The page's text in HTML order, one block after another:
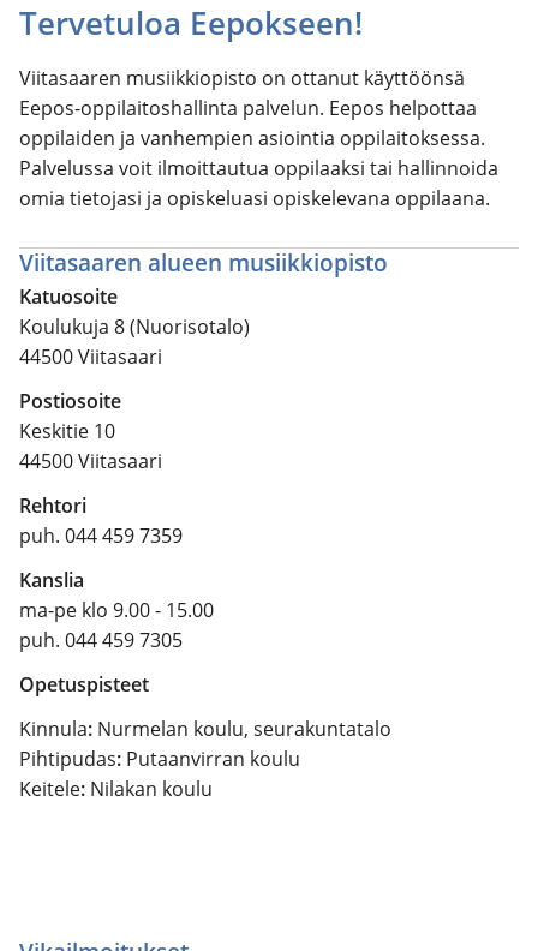
Tervetuloa Eepokseen!
Viitasaaren musiikkiopisto on ottanut käyttöönsä
Eepos-oppilaitoshallinta palvelun. Eepos helpottaa
oppilaiden ja vanhempien asiointia oppilaitoksessa.
Palvelussa voit ilmoittautua oppilaaksi tai hallinnoida
omia tietojasi ja opiskeluasi opiskelevana oppilaana.
Viitasaaren alueen musiikkiopisto
Katuosoite
Koulukuja 8 (Nuorisotalo)
44500 Viitasaari
Postiosoite
Keskitie 10
44500 Viitasaari
Rehtori
puh. 044 459 7359
Kanslia
ma-pe klo 9.00 - 15.00
puh. 044 459 7305
Opetuspisteet
Kinnula:Nurmelan koulu, seurakuntatalo
Pihtipudas:Putaanvirran koulu
Keitele:Nilakan koulu